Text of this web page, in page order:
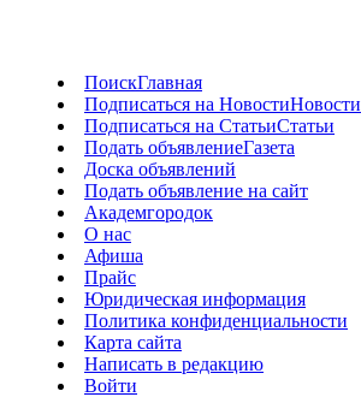
ПоискГлавная
Подписаться на НовостиНовости
Подписаться на СтатьиСтатьи
Подать объявлениеГазета
Доска объявлений
Подать объявление на сайт
Академгородок
О нас
Афиша
Прайс
Юридическая информация
Политика конфиденциальности
Карта сайта
Написать в редакцию
Войти